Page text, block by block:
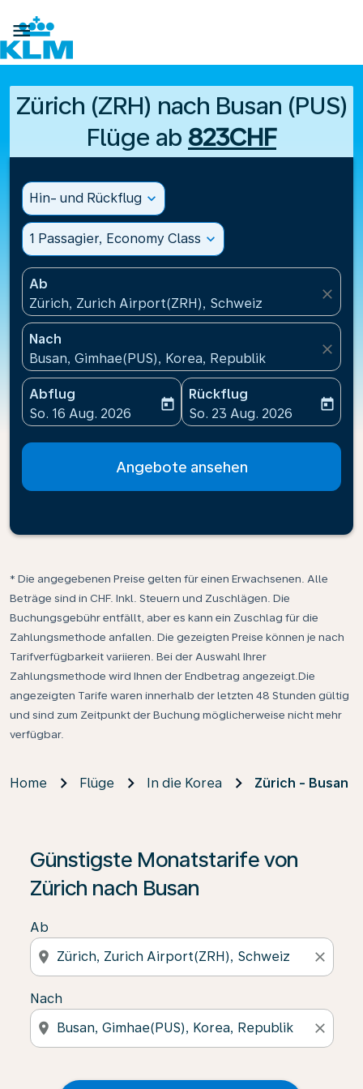

Zürich (ZRH) nach Busan (PUS)
Flüge ab 823CHF
Hin- und Rückflug expand_more
1 Passagier, Economy Class expand_more
Ab
Zürich, Zurich Airport(ZRH), Schweiz
close
Nach
Busan, Gimhae(PUS), Korea, Republik
close
Abflug
fc-booking-departure-date-aria-label
So. 16 Aug. 2026
today
Rückflug
fc-booking-return-date-
So. 23 Aug. 2026
today
Angebote ansehen
* Die angegebenen Preise gelten für einen Erwachsenen. Alle
Beträge sind in CHF. Inkl. Steuern und Zuschlägen. Die
Buchungsgebühr entfällt, aber es kann ein Zuschlag für die
Zahlungsmethode anfallen. Die gezeigten Preise können je nach
Tarifverfügbarkeit variieren. Bei der Auswahl Ihrer
Zahlungsmethode wird Ihnen der Endbetrag angezeigt.Die
angezeigten Tarife waren innerhalb der letzten 48 Stunden gültig
und sind zum Zeitpunkt der Buchung möglicherweise nicht mehr
verfügbar.
Home Flüge In die Korea Zürich - Busan
Günstigste Monatstarife von
Zürich nach Busan
Ab
location_on close
Nach
location_on close